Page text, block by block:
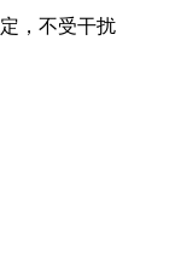
，不受干扰